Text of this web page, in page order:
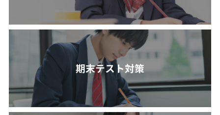
期末テスト対策